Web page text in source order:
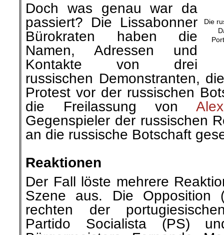
Die
Doch was genau war da
passiert? Die Lissabonner
Bürokraten haben die
Namen, Adressen und
Kontakte von drei
russischen Demonstranten,
Protest vor der russischen
die Freilassung von
Gegenspieler der russischen
an die russische Botschaft
Reaktionen
Der Fall löste mehrere
Szene aus. Die Opposition
rechten der
Partido Socialista (PS)